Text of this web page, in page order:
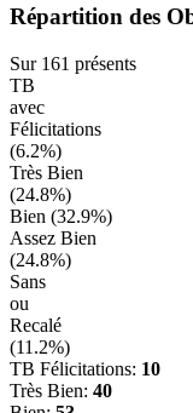
Répartition des
Sur 161 présents
TB
avec
Félicitations
(6.2%)
Très Bien
(24.8%)
Bien (32.9%)
Assez Bien
(24.8%)
Sans
ou
Recalé
(11.2%)
TB Félicitations: 10
Très Bien: 40